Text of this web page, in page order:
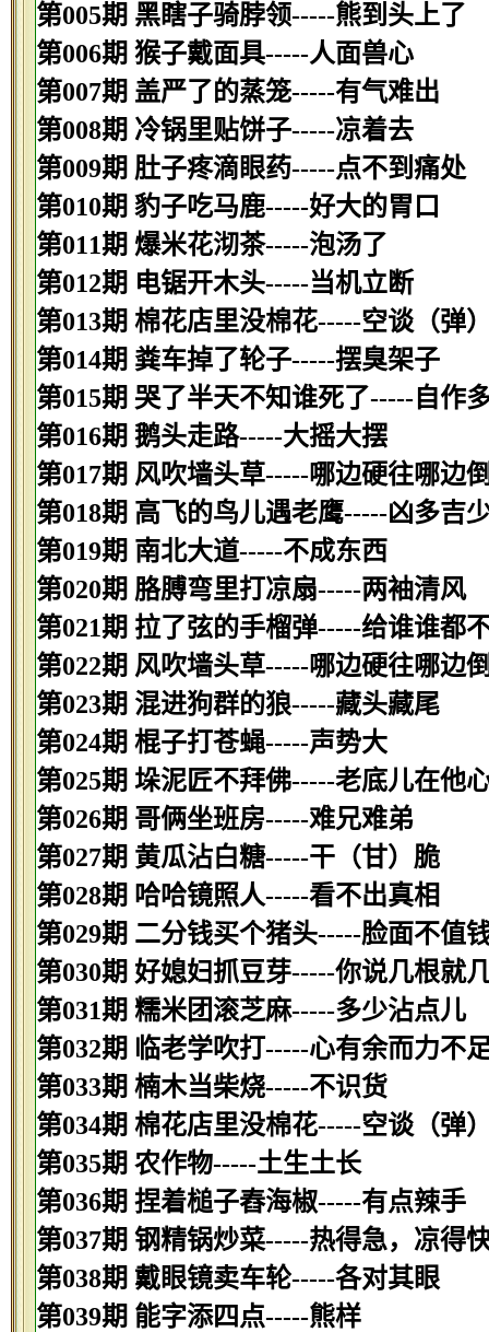
第005期 黑瞎子骑脖领-----熊到头上了
第006期 猴子戴面具-----人面兽心
第007期 盖严了的蒸笼-----有气难出
第008期 冷锅里贴饼子-----凉着去
第009期 肚子疼滴眼药-----点不到痛处
第010期 豹子吃马鹿-----好大的胃口
第011期 爆米花沏茶-----泡汤了
第012期 电锯开木头-----当机立断
第013期 棉花店里没棉花-----空谈（弹
第014期 粪车掉了轮子-----摆臭架子
第015期 哭了半天不知谁死了-----自作
第016期 鹅头走路-----大摇大摆
第017期 风吹墙头草-----哪边硬往哪边
第018期 高飞的鸟儿遇老鹰-----凶多吉
第019期 南北大道-----不成东西
第020期 胳膊弯里打凉扇-----两袖清风
第021期 拉了弦的手榴弹-----给谁谁都
第022期 风吹墙头草-----哪边硬往哪边
第023期 混进狗群的狼-----藏头藏尾
第024期 棍子打苍蝇-----声势大
第025期 垛泥匠不拜佛-----老底儿在他
第026期 哥俩坐班房-----难兄难弟
第027期 黄瓜沾白糖-----干（甘）脆
第028期 哈哈镜照人-----看不出真相
第029期 二分钱买个猪头-----脸面不值
第030期 好媳妇抓豆芽-----你说几根就
第031期 糯米团滚芝麻-----多少沾点儿
第032期 临老学吹打-----心有余而力不
第033期 楠木当柴烧-----不识货
第034期 棉花店里没棉花-----空谈（弹
第035期 农作物-----土生土长
第036期 捏着槌子舂海椒-----有点辣手
第037期 钢精锅炒菜-----热得急，凉得
第038期 戴眼镜卖车轮-----各对其眼
第039期 能字添四点-----熊样